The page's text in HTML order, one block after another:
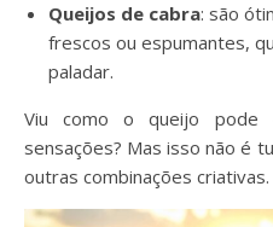
Queijos de cabra: são
frescos ou espumantes,
paladar.
Viu como o queijo pode
sensações? Mas isso não é
outras combinações criativas.